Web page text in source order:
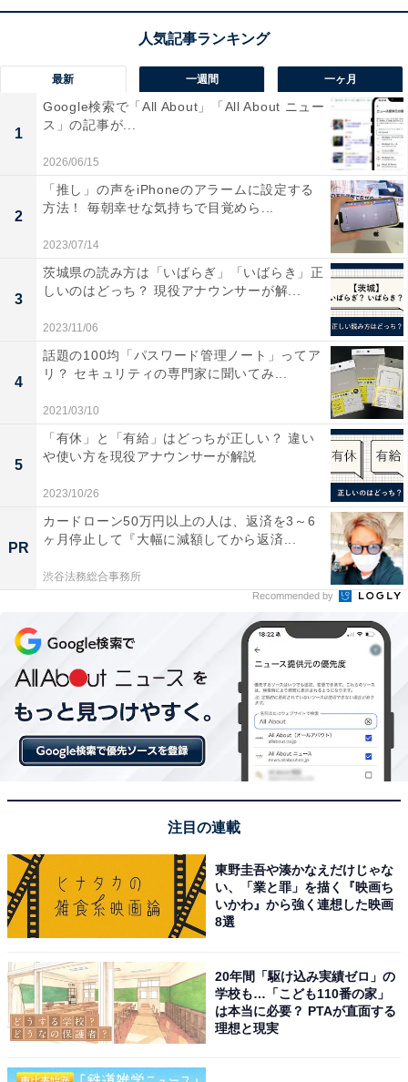
うかもしれませんが、「了解」という言葉自体が、上の
立場の人が目下の人に対して使うと、失礼に当たりま
同僚や部下には「了解しました」、上司や取引先の人に
は「承知しました」を使うなど、相手に応じた使い分け
をするようにしましょう。
関連記事：「承知しました」の意味とは？
ビジネスシーンで使える「了解しました」の言い
換え表現と例文
ビジネスシーンで「了解しました」を使うことは可能で
すが、目上の人に使うのは失礼にあたります。
ここでは、ビジネスシーンで誰を相手にしても問題なく
使える「了解しました」の言い換え表現をご紹介しま
す。
上司や取引先の人、目上の方からの依頼や要求を聞き入
れるときに「了解しました」の意味で使うことができま
す。相手の依頼に対して「引き受けました」と伝えたい
【例文】
A：今週金曜の日までに、資料の準備をお願いし
ます。
最新 一週間 一ヶ月
1
Google検索で「All About」「All About ニュー
ス」の記事が...
2026/06/15
2
「推し」の声をiPhoneのアラームに設定する
方法！ 毎朝幸せな気持ちで目覚めら...
2023/07/14
3
茨城県の読み方は「いばらぎ」「いばらき」正
しいのはどっち？ 現役アナウンサーが解...
2023/11/06
4
話題の100均「パスワード管理ノート」ってア
リ？ セキュリティの専門家に聞いてみ...
2021/03/10
5
「有休」と「有給」はどっちが正しい？ 違い
や使い方を現役アナウンサーが解説
2023/10/26
PR
カードローン50万円以上の人は、返済を3～6
ヶ月停止して『大幅に減額してから返済...
渋谷法務総合事務所
Recommended by
注目の連載
東野圭吾や湊かなえだけじゃな
い、「業と罪」を描く『映画ち
いかわ』から強く連想した映画
8選
20年間「駆け込み実績ゼロ」の
学校も…「こども110番の家」
は本当に必要？ PTAが直面する
理想と現実